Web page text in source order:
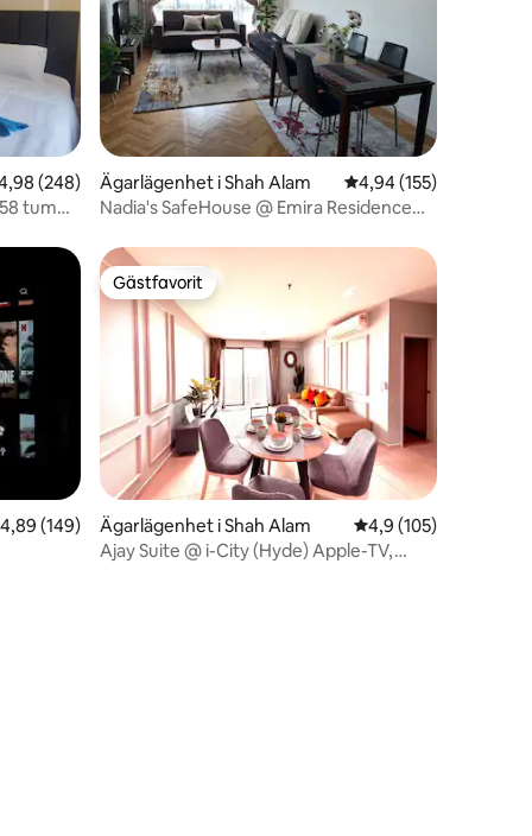
av 5 i genomsnittligt betyg, 248 omdömen
(248)
tum
Ägarlägenhet i Shah Alam 4,94 av 5 i
4,94 (155)
Nadia's SafeHouse @ Emira Residence
av 5 i genomsnittligt betyg, 149 omdömen
4,89 (149)
Gästfavorit
Gästfavorit
Ägarlägenhet i Shah Alam 4,9 av 5 i
4,9 (105)
Ajay Suite @ i-City (Hyde) Apple-TV,